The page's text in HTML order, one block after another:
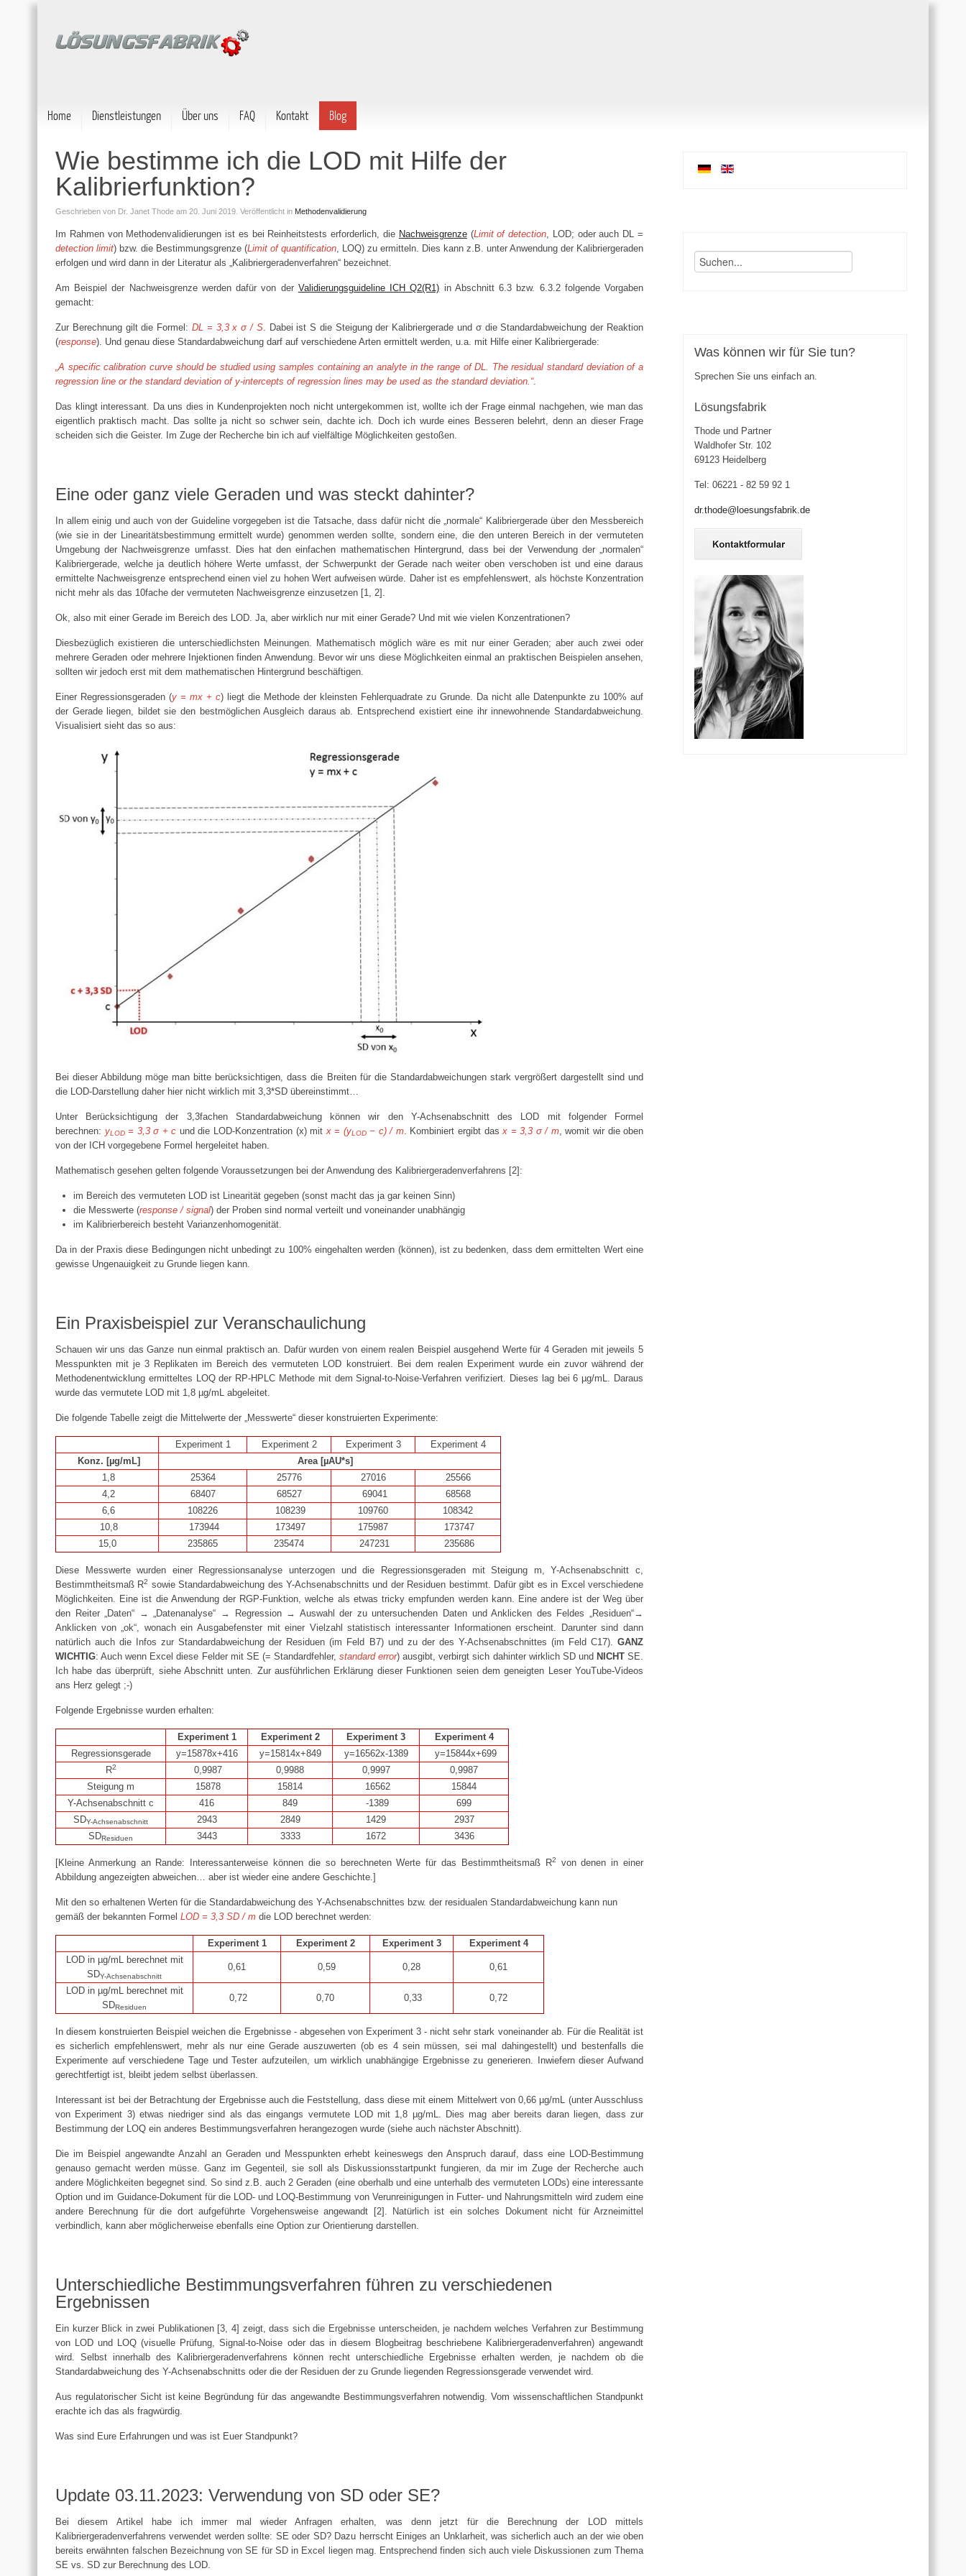
Home Dienstleistungen Über uns FAQ Kontakt Blog
Wie bestimme ich die LOD mit Hilfe der
Kalibrierfunktion?
Geschrieben von Dr. Janet Thode am 20. Juni 2019. Veröffentlicht in Methodenvalidierung
Im Rahmen von Methodenvalidierungen ist es bei Reinheitstests erforderlich, die Nachweisgrenze(Limit of detection, LOD; oder auch DL =
detection limit) bzw. die Bestimmungsgrenze (Limit of quantification, LOQ) zu ermitteln. Dies kann z.B. unter Anwendung der Kalibriergeraden
erfolgen und wird dann in der Literatur als „Kalibriergeradenverfahren“ bezeichnet.
Am Beispiel der Nachweisgrenze werden dafür von der Validierungsguideline ICH Q2(R1) in Abschnitt 6.3 bzw. 6.3.2 folgende Vorgaben
gemacht:
Zur Berechnung gilt die Formel: DL = 3,3 x σ / S. Dabei ist S die Steigung der Kalibriergerade und σ die Standardabweichung der Reaktion
(response). Und genau diese Standardabweichung darf auf verschiedene Arten ermittelt werden, u.a. mit Hilfe einer Kalibriergerade:
„A specific calibration curve should be studied using samples containing an analyte in the range of DL. The residual standard deviation of a
regression line or the standard deviation of y-intercepts of regression lines may be used as the standard deviation.“.
Das klingt interessant. Da uns dies in Kundenprojekten noch nicht untergekommen ist, wollte ich der Frage einmal nachgehen, wie man das
eigentlich praktisch macht. Das sollte ja nicht so schwer sein, dachte ich. Doch ich wurde eines Besseren belehrt, denn an dieser Frage
scheiden sich die Geister. Im Zuge der Recherche bin ich auf vielfältige Möglichkeiten gestoßen.
Eine oder ganz viele Geraden und was steckt dahinter?
In allem einig und auch von der Guideline vorgegeben ist die Tatsache, dass dafür nicht die „normale“ Kalibriergerade über den Messbereich
(wie sie in der Linearitätsbestimmung ermittelt wurde) genommen werden sollte, sondern eine, die den unteren Bereich in der vermuteten
Umgebung der Nachweisgrenze umfasst. Dies hat den einfachen mathematischen Hintergrund, dass bei der Verwendung der „normalen“
Kalibriergerade, welche ja deutlich höhere Werte umfasst, der Schwerpunkt der Gerade nach weiter oben verschoben ist und eine daraus
ermittelte Nachweisgrenze entsprechend einen viel zu hohen Wert aufweisen würde. Daher ist es empfehlenswert, als höchste Konzentration
nicht mehr als das 10fache der vermuteten Nachweisgrenze einzusetzen [1, 2].
Ok, also mit einer Gerade im Bereich des LOD. Ja, aber wirklich nur mit einer Gerade? Und mit wie vielen Konzentrationen?
Diesbezüglich existieren die unterschiedlichsten Meinungen. Mathematisch möglich wäre es mit nur einer Geraden; aber auch zwei oder
mehrere Geraden oder mehrere Injektionen finden Anwendung. Bevor wir uns diese Möglichkeiten einmal an praktischen Beispielen ansehen,
sollten wir jedoch erst mit dem mathematischen Hintergrund beschäftigen.
Einer Regressionsgeraden (y = mx + c) liegt die Methode der kleinsten Fehlerquadrate zu Grunde. Da nicht alle Datenpunkte zu 100% auf
der Gerade liegen, bildet sie den bestmöglichen Ausgleich daraus ab. Entsprechend existiert eine ihr innewohnende Standardabweichung.
Visualisiert sieht das so aus:
Bei dieser Abbildung möge man bitte berücksichtigen, dass die Breiten für die Standardabweichungen stark vergrößert dargestellt sind und
die LOD-Darstellung daher hier nicht wirklich mit 3,3*SD übereinstimmt…
Unter Berücksichtigung der 3,3fachen Standardabweichung können wir den Y-Achsenabschnitt des LOD mit folgender Formel
berechnen: yLOD= 3,3 σ + c und die LOD-Konzentration (x) mitx = (yLOD− c) / m. Kombiniert ergibt dasx = 3,3 σ / m, womit wir die oben
von der ICH vorgegebene Formel hergeleitet haben.
Mathematisch gesehen gelten folgende Voraussetzungen bei der Anwendung des Kalibriergeradenverfahrens [2]:
im Bereich des vermuteten LOD ist Linearität gegeben (sonst macht das ja gar keinen Sinn)
die Messwerte (response / signal) der Proben sind normal verteilt und voneinander unabhängig
im Kalibrierbereich besteht Varianzenhomogenität.
Da in der Praxis diese Bedingungen nicht unbedingt zu 100% eingehalten werden (können), ist zu bedenken, dass dem ermittelten Wert eine
gewisse Ungenauigkeit zu Grunde liegen kann.
Ein Praxisbeispiel zur Veranschaulichung
Schauen wir uns das Ganze nun einmal praktisch an. Dafür wurden von einem realen Beispiel ausgehend Werte für 4 Geraden mit jeweils 5
Messpunkten mit je 3 Replikaten im Bereich des vermuteten LOD konstruiert. Bei dem realen Experiment wurde ein zuvor während der
Methodenentwicklung ermitteltes LOQ der RP-HPLC Methode mit dem Signal-to-Noise-Verfahren verifiziert. Dieses lag bei 6 µg/mL. Daraus
wurde das vermutete LOD mit 1,8 µg/mL abgeleitet.
Die folgende Tabelle zeigt die Mittelwerte der „Messwerte“ dieser konstruierten Experimente:
Experiment 1 Experiment 2 Experiment 3
Experiment 4
Konz. [µg/mL]
Area [µAU*s]
1,8
25364 25776 27016
25566
4,2
68407 68527 69041
68568
6,6
108226 108239 109760
108342
10,8
173944 173497 175987
173747
15,0
235865 235474 247231 235686
Diese Messwerte wurden einer Regressionsanalyse unterzogen und die Regressionsgeraden mit Steigung m, Y-Achsenabschnitt c,
Bestimmtheitsmaß R2 sowie Standardabweichung des Y-Achsenabschnitts und der Residuen bestimmt. Dafür gibt es in Excel verschiedene
Möglichkeiten. Eine ist die Anwendung der RGP-Funktion, welche als etwas tricky empfunden werden kann. Eine andere ist der Weg über
den Reiter „Daten“ → „Datenanalyse“ → Regression → Auswahl der zu untersuchenden Daten und Anklicken des Feldes „Residuen“→
Anklicken von „ok“, wonach ein Ausgabefenster mit einer Vielzahl statistisch interessanter Informationen erscheint. Darunter sind dann
natürlich auch die Infos zur Standardabweichung der Residuen (im Feld B7) und zu der des Y-Achsenabschnittes (im Feld C17). GANZ
WICHTIG: Auch wenn Excel diese Felder mit SE (= Standardfehler, standard error) ausgibt, verbirgt sich dahinter wirklich SD und NICHTSE.
Ich habe das überprüft, siehe Abschnitt unten. Zur ausführlichen Erklärung dieser Funktionen seien dem geneigten Leser YouTube-Videos
ans Herz gelegt ;-)
Folgende Ergebnisse wurden erhalten:
Experiment 1 Experiment 2 Experiment 3
Experiment 4
Regressionsgerade
y=15878x+416 y=15814x+849 y=16562x-1389
y=15844x+699
R2 0,9987 0,9988 0,9997
0,9987
Steigung m
15878 15814 16562
15844
Y-Achsenabschnitt c
416 849 -1389
699
SDY-Achsenabschnitt 2943 2849 1429
2937
SDResiduen 3443 3333 1672 3436
[Kleine Anmerkung an Rande: Interessanterweise können die so berechneten Werte für das Bestimmtheitsmaß R2
von denen in einer
Abbildung angezeigten abweichen… aber ist wieder eine andere Geschichte.]
Mit den so erhaltenen Werten für die Standardabweichung des Y-Achsenabschnittes bzw. der residualen Standardabweichung kann nun
gemäß der bekannten Formel LOD = 3,3 SD / m die LOD berechnet werden:
Experiment 1 Experiment 2 Experiment 3
Experiment 4
LOD in µg/mL berechnet mit
SDY-Achsenabschnitt
0,61 0,59 0,28 0,61
LOD in µg/mL berechnet mit
SDResiduen
0,72 0,70 0,33 0,72
In diesem konstruierten Beispiel weichen die Ergebnisse - abgesehen von Experiment 3 - nicht sehr stark voneinander ab. Für die Realität ist
es sicherlich empfehlenswert, mehr als nur eine Gerade auszuwerten (ob es 4 sein müssen, sei mal dahingestellt) und bestenfalls die
Experimente auf verschiedene Tage und Tester aufzuteilen, um wirklich unabhängige Ergebnisse zu generieren. Inwiefern dieser Aufwand
gerechtfertigt ist, bleibt jedem selbst überlassen.
Interessant ist bei der Betrachtung der Ergebnisse auch die Feststellung, dass diese mit einem Mittelwert von 0,66 µg/mL (unter Ausschluss
von Experiment 3) etwas niedriger sind als das eingangs vermutete LOD mit 1,8 µg/mL. Dies mag aber bereits daran liegen, dass zur
Bestimmung der LOQ ein anderes Bestimmungsverfahren herangezogen wurde (siehe auch nächster Abschnitt).
Die im Beispiel angewandte Anzahl an Geraden und Messpunkten erhebt keineswegs den Anspruch darauf, dass eine LOD-Bestimmung
genauso gemacht werden müsse. Ganz im Gegenteil, sie soll als Diskussionsstartpunkt fungieren, da mir im Zuge der Recherche auch
andere Möglichkeiten begegnet sind. So sind z.B. auch 2 Geraden (eine oberhalb und eine unterhalb des vermuteten LODs) eine interessante
Option und im Guidance-Dokument für die LOD- und LOQ-Bestimmung von Verunreinigungen in Futter- und Nahrungsmitteln wird zudem eine
andere Berechnung für die dort aufgeführte Vorgehensweise angewandt [2]. Natürlich ist ein solches Dokument nicht für Arzneimittel
verbindlich, kann aber möglicherweise ebenfalls eine Option zur Orientierung darstellen.
Unterschiedliche Bestimmungsverfahren führen zu verschiedenen
Ergebnissen
Ein kurzer Blick in zwei Publikationen [3, 4] zeigt, dass sich die Ergebnisse unterscheiden, je nachdem welches Verfahren zur Bestimmung
von LOD und LOQ (visuelle Prüfung, Signal-to-Noise oder das in diesem Blogbeitrag beschriebene Kalibriergeradenverfahren) angewandt
wird. Selbst innerhalb des Kalibriergeradenverfahrens können recht unterschiedliche Ergebnisse erhalten werden, je nachdem ob die
Standardabweichung des Y-Achsenabschnitts oder die der Residuen der zu Grunde liegenden Regressionsgerade verwendet wird.
Aus regulatorischer Sicht ist keine Begründung für das angewandte Bestimmungsverfahren notwendig. Vom wissenschaftlichen Standpunkt
erachte ich das als fragwürdig.
Was sind Eure Erfahrungen und was ist Euer Standpunkt?
Update 03.11.2023: Verwendung von SD oder SE?
Bei diesem Artikel habe ich immer mal wieder Anfragen erhalten, was denn jetzt für die Berechnung der LOD mittels
Kalibriergeradenverfahrens verwendet werden sollte: SE oder SD? Dazu herrscht Einiges an Unklarheit, was sicherlich auch an der wie oben
bereits erwähnten falschen Bezeichnung von SE für SD in Excel liegen mag. Entsprechend finden sich auch viele Diskussionen zum Thema
SE vs. SD zur Berechnung des LOD.
Was können wir für Sie tun?
Sprechen Sie uns einfach an.
Lösungsfabrik
Thode und Partner
Waldhofer Str. 102
69123 Heidelberg
Tel: 06221 - 82 59 92 1
dr.thode@loesungsfabrik.de